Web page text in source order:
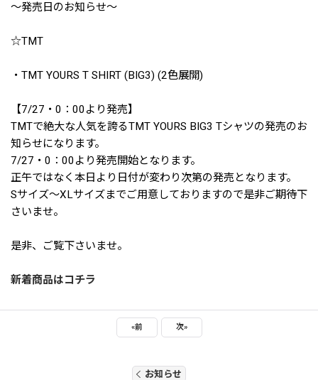
〜発売日のお知らせ〜
☆TMT
・TMT YOURS T SHIRT (BIG3) (2色展開)
【7/27・0：00より発売】
TMTで絶大な人気を誇るTMT YOURS BIG3 Tシャツの発売のお
知らせになります。
7/27・0：00より発売開始となります。
正午ではなく本日より日付が変わり次第の発売となります。
Sサイズ～XLサイズまでご用意しておりますので是非ご期待下
さいませ。
是非、ご覧下さいませ。
新着商品はコチラ
«前 次»
お知らせ